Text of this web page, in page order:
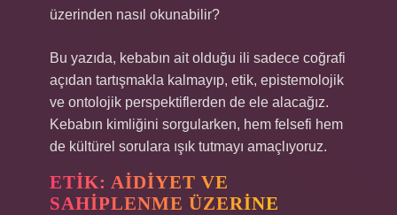
üzerinden nasıl okunabilir?
Bu yazıda, kebabın ait olduğu ili sadece coğrafi
açıdan tartışmakla kalmayıp, etik, epistemolojik
ve ontolojik perspektiflerden de ele alacağız.
Kebabın kimliğini sorgularken, hem felsefi hem
de kültürel sorulara ışık tutmayı amaçlıyoruz.
ETIK: AIDIYET VE
SAHIPLENME ÜZERINE